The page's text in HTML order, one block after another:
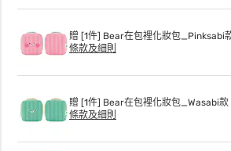
贈 [1件] Bear在包裡化妝包_Pinksabi
條款及細則
贈 [1件] Bear在包裡化妝包_Wasabi款
條款及細則